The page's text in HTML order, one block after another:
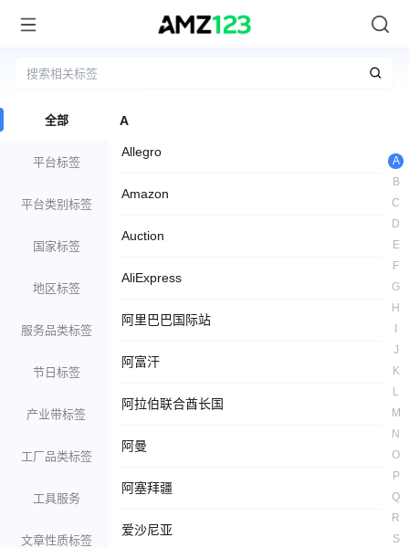
全部
平台标签
平台类别标签
国家标签
地区标签
服务品类标签
节日标签
产业带标签
工厂品类标签
工具服务
文章性质标签
A
Allegro
Amazon
Auction
AliExpress
阿里巴巴国际站
阿富汗
阿拉伯联合酋长国
阿曼
阿塞拜疆
爱沙尼亚
A
B
C
D
E
F
G
H
J
K
L
M
N
O
P
Q
R
S